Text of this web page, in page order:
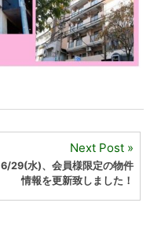
Next Post
6/29(水)、会員様限定の物件
情報を更新致しました！